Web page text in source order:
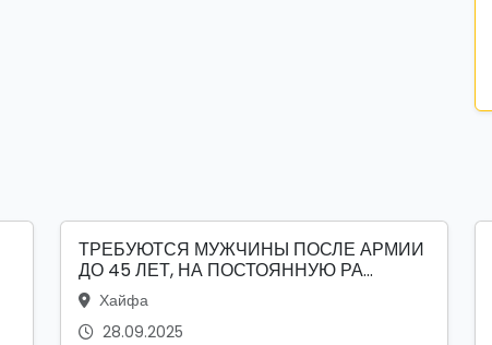
ТРЕБУЮТСЯ МУЖЧИНЫ ПОСЛЕ АРМИИ
ДО 45 ЛЕТ, НА ПОСТОЯННУЮ РА...
Хайфа
28.09.2025